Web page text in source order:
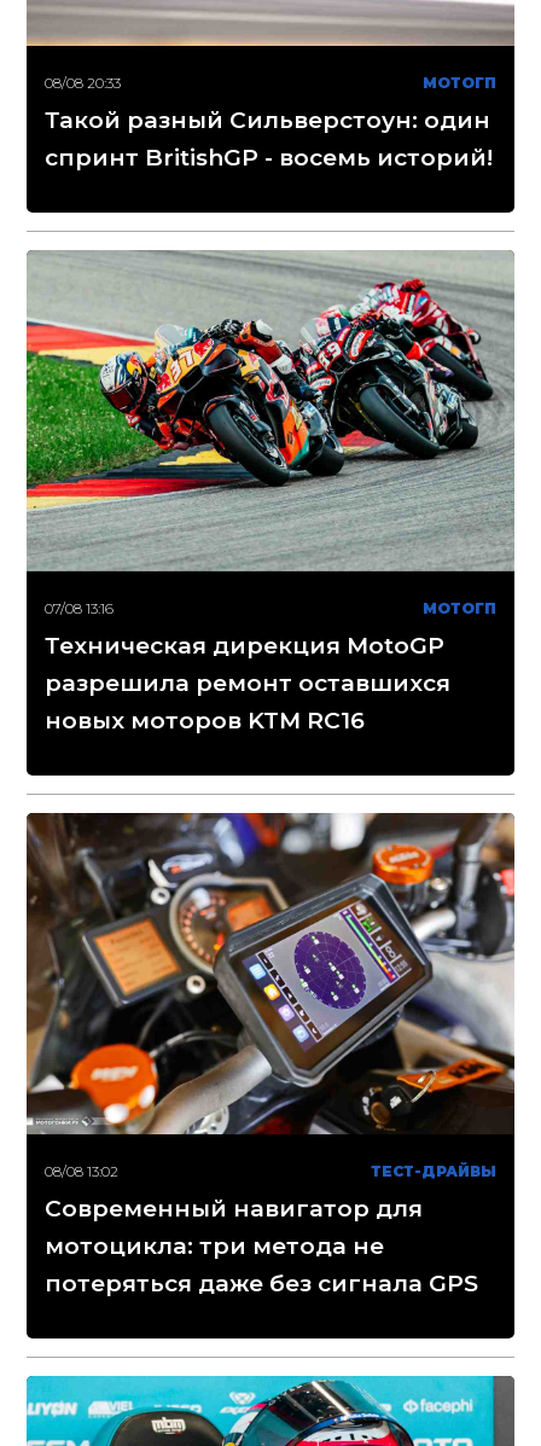
08/08 20:33 МОТОГП
Такой разный Сильверстоун: один
спринт BritishGP - восемь историй!
07/08 13:16 МОТОГП
Техническая дирекция MotoGP
разрешила ремонт оставшихся
новых моторов KTM RC16
08/08 13:02 ТЕСТ-ДРАЙВЫ
Современный навигатор для
мотоцикла: три метода не
потеряться даже без сигнала GPS